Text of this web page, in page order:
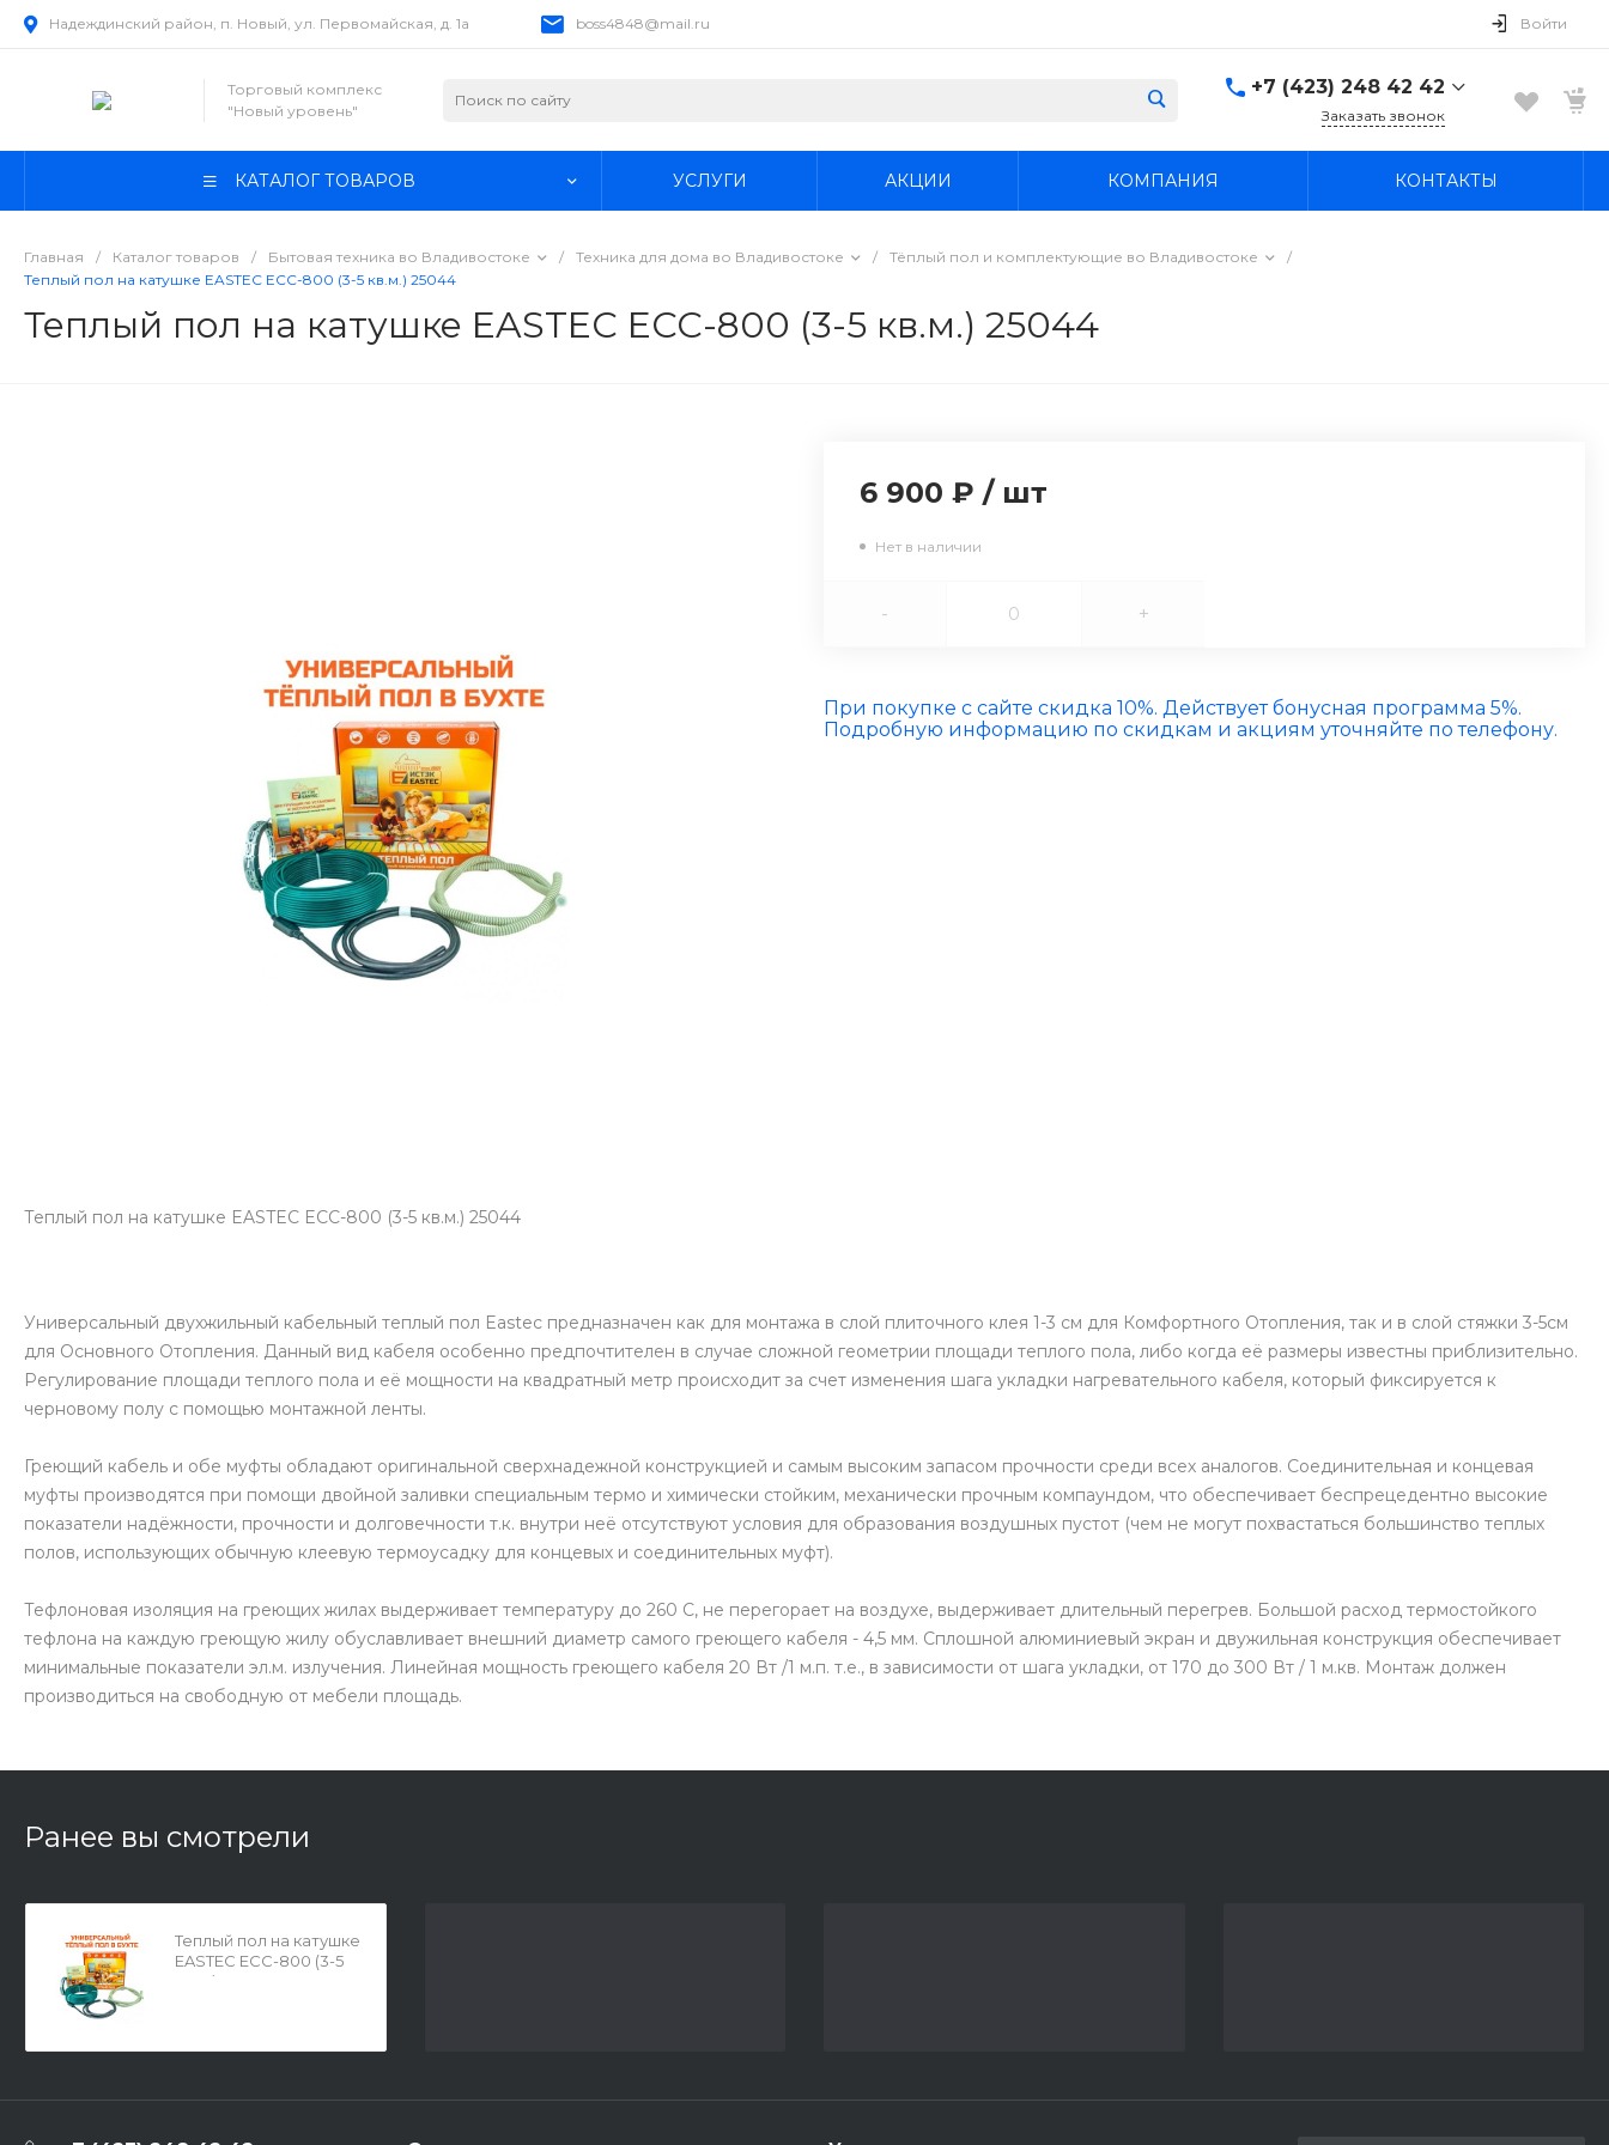
Надеждинский район, п. Новый, ул. Первомайская, д. 1а boss4848@mail.ru Войти
Торговый комплекс
"Новый уровень"
+7 (423) 248 42 42
Надеждинский район, п.
Заказать звонок
КАТАЛОГ ТОВАРОВ УСЛУГИ АКЦИИ КОМПАНИЯ КОНТАКТЫ
Главная / Каталог товаров / Бытовая техника во Владивостоке / Техника для дома во Владивостоке / Тёплый пол и комплектующие во Владивостоке
/
Теплый пол на катушке EASTEC ECC-800 (3-5 кв.м.) 25044
Теплый пол на катушке EASTEC ECC-800 (3-5 кв.м.) 25044
Теплый пол на катушке EASTEC ECC-800 (3-5 кв.м.) 25044
6 900 ₽ / шт
Нет в наличии
- +
При покупке с сайте скидка 10%. Действует бонусная программа 5%.
Подробную информацию по скидкам и акциям уточняйте по телефону.
Универсальный двухжильный кабельный теплый пол Eastec предназначен как для монтажа в слой плиточного клея 1-3 см для Комфортного Отопления, так и в слой стяжки 3-5см
для Основного Отопления. Данный вид кабеля особенно предпочтителен в случае сложной геометрии площади теплого пола, либо когда её размеры известны приблизительно.
Регулирование площади теплого пола и её мощности на квадратный метр происходит за счет изменения шага укладки нагревательного кабеля, который фиксируется к
черновому полу с помощью монтажной ленты.
Греющий кабель и обе муфты обладают оригинальной сверхнадежной конструкцией и самым высоким запасом прочности среди всех аналогов. Соединительная и концевая
муфты производятся при помощи двойной заливки специальным термо и химически стойким, механически прочным компаундом, что обеспечивает беспрецедентно высокие
показатели надёжности, прочности и долговечности т.к. внутри неё отсутствуют условия для образования воздушных пустот (чем не могут похвастаться большинство теплых
полов, использующих обычную клеевую термоусадку для концевых и соединительных муфт).
Тефлоновая изоляция на греющих жилах выдерживает температуру до 260 С, не перегорает на воздухе, выдерживает длительный перегрев. Большой расход термостойкого
тефлона на каждую греющую жилу обуславливает внешний диаметр самого греющего кабеля - 4,5 мм. Сплошной алюминиевый экран и двужильная конструкция обеспечивает
минимальные показатели эл.м. излучения. Линейная мощность греющего кабеля 20 Вт /1 м.п. т.е., в зависимости от шага укладки, от 170 до 300 Вт / 1 м.кв. Монтаж должен
производиться на свободную от мебели площадь.
Ранее вы смотрели
Теплый пол на катушке
EASTEC ECC-800 (3-5
кв.м.) 25044